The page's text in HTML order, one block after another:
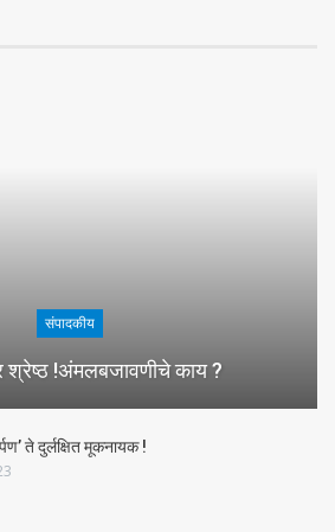
संपादकीय
श्रेष्ठ !अंमलबजावणीचे काय ?
ते दुर्लक्षित मूकनायक !